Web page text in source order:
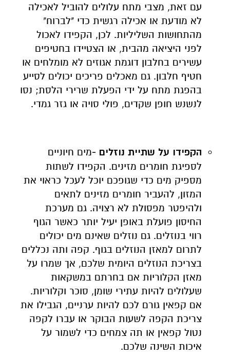
עם זאת, מצבי מתח עלולים להוביל לאכילה
לא מודעת או אכילה רגשית כדי "לברוח"
מהתחושות השליליות. לכן, הקפידו לאכול
לפני היציאה מהבית, או הצטיידו בחטיפים
עשירים בחלבון דוגמת אגוזים לא מומלחים או
חטיף חלבון. גם מאכלים פריכים יכולים לסייע
בהפגת מתח על ידי הפעלת שרירי הלסת; נסו
לנשנש חופן שקדים, פולי סויה או גזר גמדי.
הקפידו על שתיית נוזלים -מים חיוניים
לספיגת חומרים מזינים. הקפידו לשתות
מספיק מים כדי שגופכם יוכל לעכל כראוי את
המזון, להעביר חומרים מזינים לתאים
ולהיפטר מפסולת לא רצויה. גם מערכת
החיסון פועלת באופן יעיל יותר כאשר הגוף
רווי בנוזלים. גם נוזלים שאינם מים יכולים
לתרום למאזן הנוזלים בגוף. קפה ותה נכללים
בצריכת הנוזלים היומית שלכם, אך שמרו על
מאזן הקלוריות אם בחרתם במשקאות
שעלולים להיות עתירי שומן, סוכר וקלוריות.
אם קפאין גורם לכם להיות ערניים, הגבילו את
צריכת הקפה לשעות הבוקר או עברו לקפה
נטול קפאין או תה צמחים כדי לשמור על
איכות השינה שלכם.